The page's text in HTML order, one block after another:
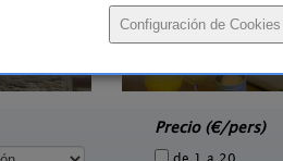
El Encanto de Picos
Precio (€/pers)